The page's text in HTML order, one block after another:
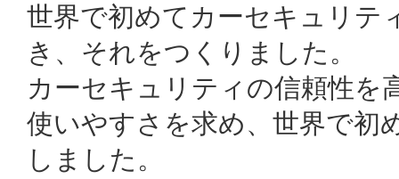
世界で初めてカーセキュリテ
き、それをつくりました。
カーセキュリティの信頼性を
使いやすさを求め、世界で初
しました。